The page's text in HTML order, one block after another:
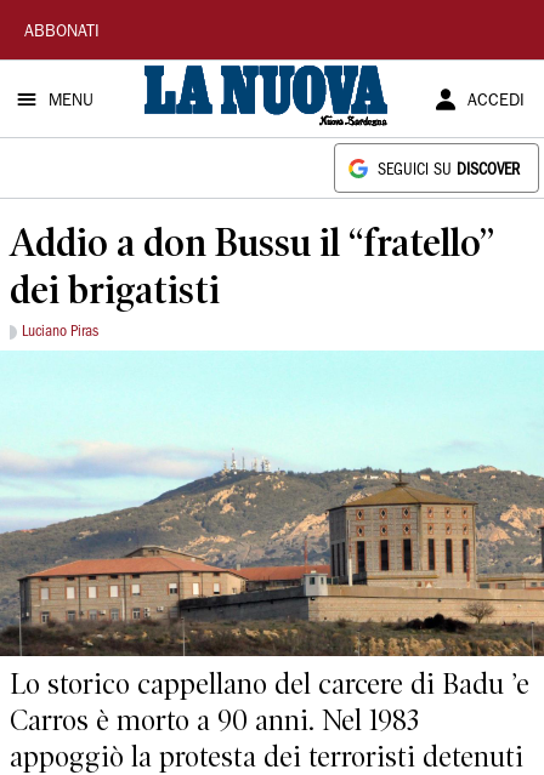
La
Nuova
Sardegna
ABBONATI
MENU ACCEDI
SEGUICI SU DISCOVER
Addio a don Bussu il “fratello”
dei brigatisti
Luciano Piras
Lo storico cappellano del carcere di Badu ’e
Carros è morto a 90 anni. Nel 1983
appoggiò la protesta dei terroristi detenuti